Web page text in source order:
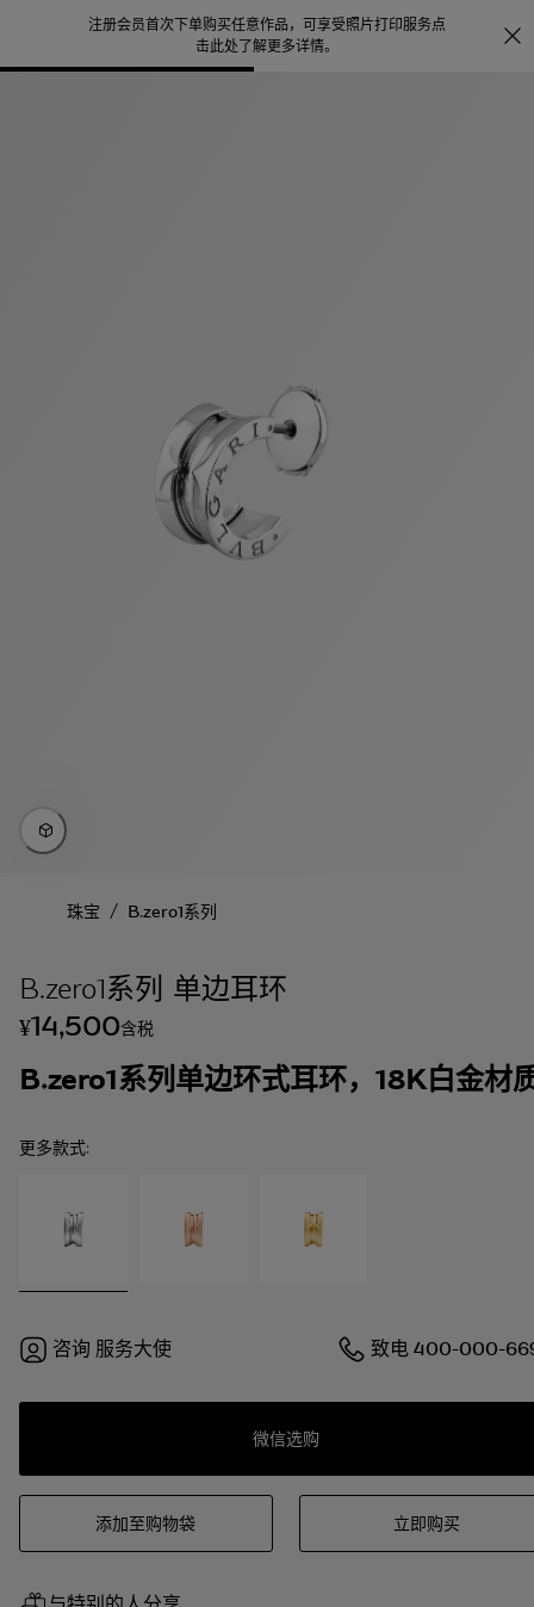
注册会员首次下单购买任意作品，可享受照片打印服务点
击此处了解更多详情。
珠宝 / B.zero1系列
B.zero1系列 单边耳环
¥14,500含税
B.zero1系列单边环式耳环，18K白金材
更多款式:
咨询 服务大使 致电400-000-
微信选购
添加至购物袋 立即购买